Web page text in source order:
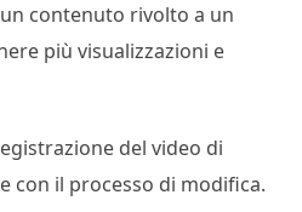
contenuto rivolto a un
più visualizzazioni e
del video di
con il processo di modifica.